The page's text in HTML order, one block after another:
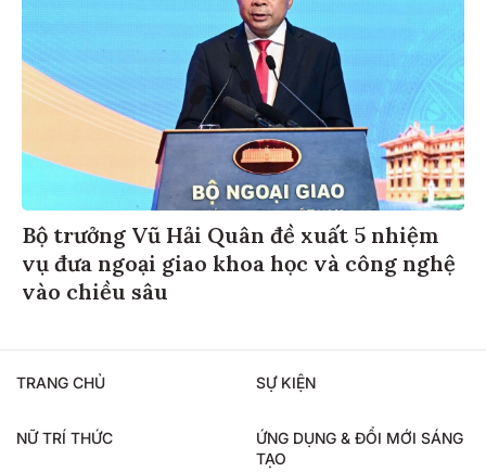
Bộ trưởng Vũ Hải Quân đề xuất 5 nhiệm
vụ đưa ngoại giao khoa học và công nghệ
vào chiều sâu
TRANG CHỦ SỰ KIỆN
NỮ TRÍ THỨC
ỨNG DỤNG & ĐỔI MỚI SÁNG
TẠO